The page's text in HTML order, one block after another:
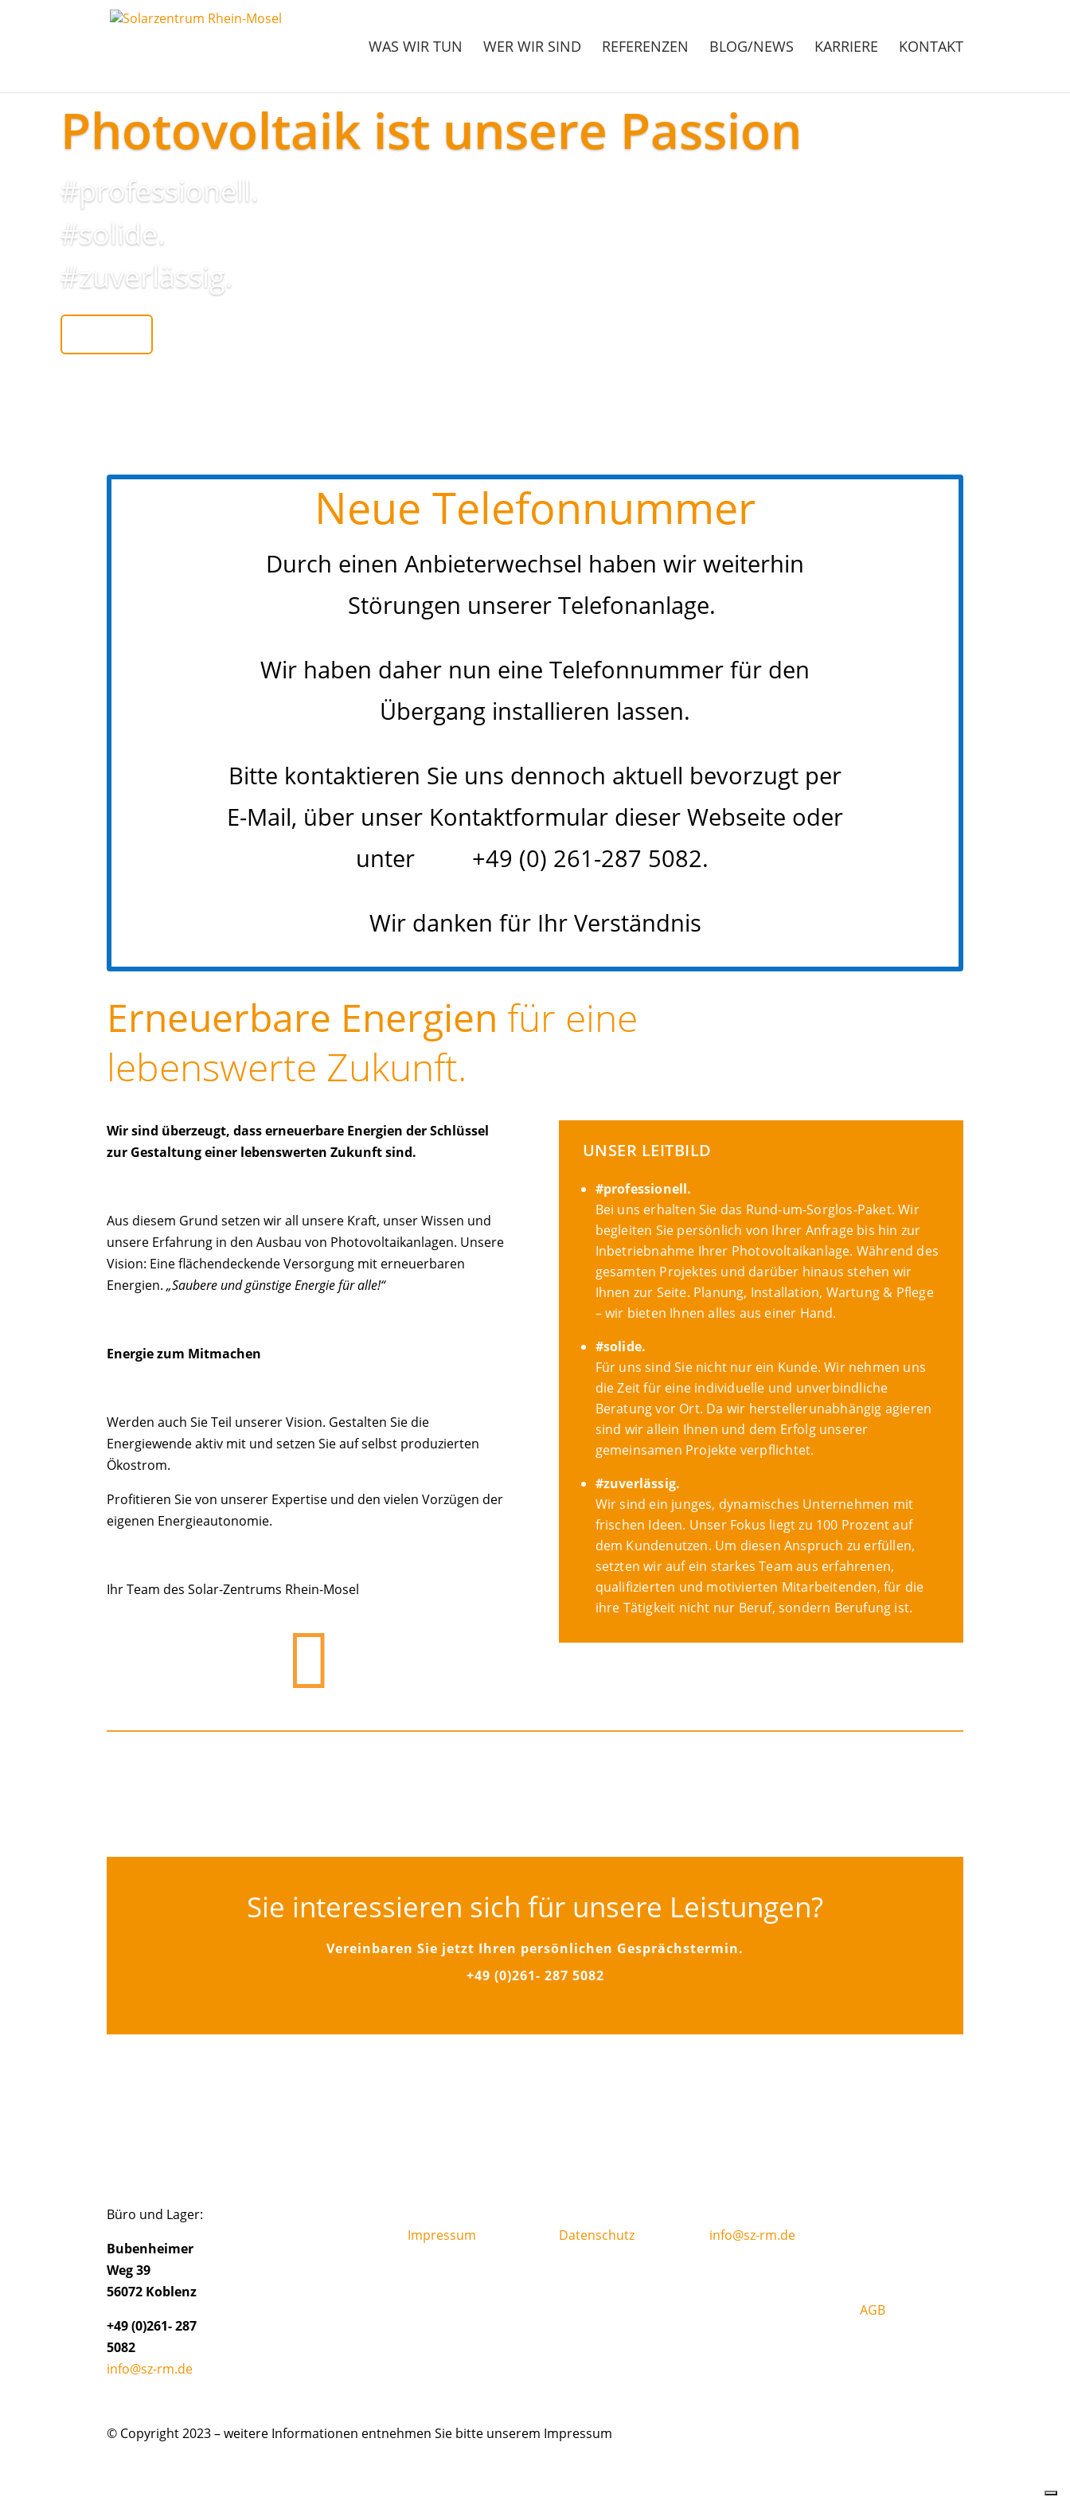
WAS WIR TUN WER WIR SIND REFERENZEN BLOG/NEWS KARRIERE KONTAKT
Photovoltaik ist unsere Passion
#professionell.
#solide.
#zuverlässig.
Neue Telefonnummer
Durch einen Anbieterwechsel haben wir weiterhin
Störungen unserer Telefonanlage.
Wir haben daher nun eine Telefonnummer für den
Übergang installieren lassen.
Bitte kontaktieren Sie uns dennoch aktuell bevorzugt per
E-Mail, über unser Kontaktformular dieser Webseite oder
unter +49 (0) 261-287 5082.
Wir danken für Ihr Verständnis
Erneuerbare Energien für eine
lebenswerte Zukunft.
Wir sind überzeugt, dass erneuerbare Energien der Schlüssel
zur Gestaltung einer lebenswerten Zukunft sind.
Aus diesem Grund setzen wir all unsere Kraft, unser Wissen und
unsere Erfahrung in den Ausbau von Photovoltaikanlagen. Unsere
Vision: Eine flächendeckende Versorgung mit erneuerbaren
Energien.„Saubere und günstige Energie für alle!“
Energie zum Mitmachen
Werden auch Sie Teil unserer Vision. Gestalten Sie die
Energiewende aktiv mit und setzen Sie auf selbst produzierten
Ökostrom.
Profitieren Sie von unserer Expertise und den vielen Vorzügen der
eigenen Energieautonomie.
Ihr Team des Solar-Zentrums Rhein-Mosel

UNSER LEITBILD
#professionell.
Bei uns erhalten Sie das Rund-um-Sorglos-Paket. Wir
begleiten Sie persönlich von Ihrer Anfrage bis hin zur
Inbetriebnahme Ihrer Photovoltaikanlage. Während des
gesamten Projektes und darüber hinaus stehen wir
Ihnen zur Seite. Planung, Installation, Wartung & Pflege
– wir bieten Ihnen alles aus einer Hand.
#solide.
Für uns sind Sie nicht nur ein Kunde. Wir nehmen uns
die Zeit für eine individuelle und unverbindliche
Beratung vor Ort. Da wir herstellerunabhängig agieren
sind wir allein Ihnen und dem Erfolg unserer
gemeinsamen Projekte verpflichtet.
#zuverlässig.
Wir sind ein junges, dynamisches Unternehmen mit
frischen Ideen. Unser Fokus liegt zu 100 Prozent auf
dem Kundenutzen. Um diesen Anspruch zu erfüllen,
setzten wir auf ein starkes Team aus erfahrenen,
qualifizierten und motivierten Mitarbeitenden, für die
ihre Tätigkeit nicht nur Beruf, sondern Berufung ist.
Sie interessieren sich für unsere Leistungen?
Vereinbaren Sie jetzt Ihren persönlichen Gesprächstermin.
+49 (0)261- 287 5082
Büro und Lager:
Bubenheimer
Weg 39
56072 Koblenz
+49 (0)261- 287
5082
info@sz-rm.de
Impressum Datenschutz info@sz-rm.de
AGB
© Copyright 2023 – weitere Informationen entnehmen Sie bitte unserem Impressum